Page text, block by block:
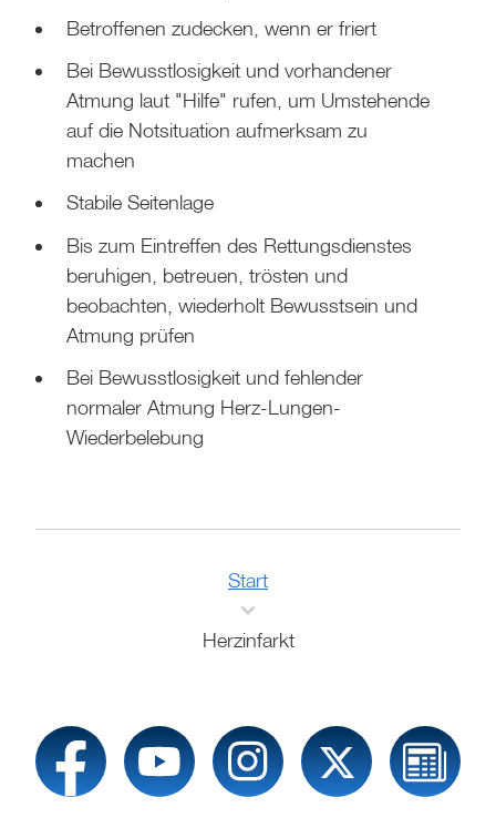
Betroffenen zudecken, wenn er friert
Bei Bewusstlosigkeit und vorhandener
Atmung laut "Hilfe" rufen, um Umstehende
auf die Notsituation aufmerksam zu
machen
Stabile Seitenlage
Bis zum Eintreffen des Rettungsdienstes
beruhigen, betreuen, trösten und
beobachten, wiederholt Bewusstsein und
Atmung prüfen
Bei Bewusstlosigkeit und fehlender
normaler Atmung Herz-Lungen-
Wiederbelebung
Start
Herzinfarkt